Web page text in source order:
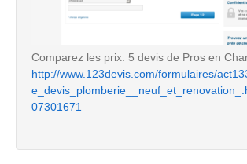
Comparez les prix: 5 devis de Pros en
http://www.123devis.com/formulaires/
07301671